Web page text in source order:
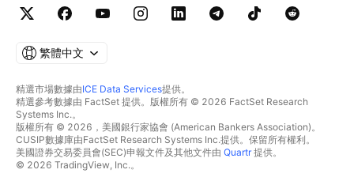
繁體中文
精選市場數據由ICE Data Services提供。
精選參考數據由 FactSet 提供。版權所有 © 2026 FactSet Research
Systems Inc.。
版權所有 © 2026，美國銀行家協會 (American Bankers Association)。
CUSIP數據庫由FactSet Research Systems Inc.提供。保留所有權利。
美國證券交易委員會(SEC)申報文件及其他文件由 Quartr提供。
© 2026 TradingView, Inc.。